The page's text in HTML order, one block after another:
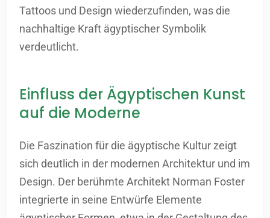
Tattoos und Design wiederzufinden, was die
nachhaltige Kraft ägyptischer Symbolik
verdeutlicht.
Einfluss der Ägyptischen Kunst
auf die Moderne
Die Faszination für die ägyptische Kultur zeigt
sich deutlich in der modernen Architektur und im
Design. Der berühmte Architekt Norman Foster
integrierte in seine Entwürfe Elemente